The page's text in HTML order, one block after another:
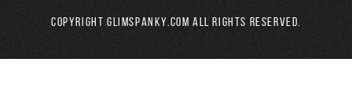
Copyright GLIMSPANKY.COM All Rights Reserved.